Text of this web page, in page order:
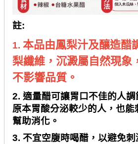
註:
1. 本品由鳳梨汁及釀造醋
梨纖維，沉澱屬自然現象
不影響品質。
2. 適量醋可讓胃口不佳的人
原本胃酸分泌較少的人，也能
幫助消化。
3. 不宜空腹時喝醋，以避免刺